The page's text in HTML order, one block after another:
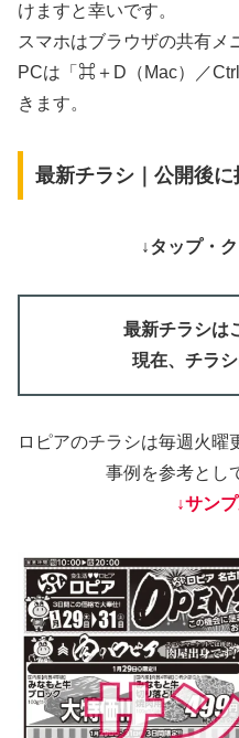
けますと幸いです。
スマホはブラウザの共有メ
PCは「⌘＋D（Mac）／
きます。
最新チラシ｜公開後に
↓タップ・
最新チラシは
現在、チラシ
ロピアのチラシは毎週火曜
事例を参考とし
↓サン